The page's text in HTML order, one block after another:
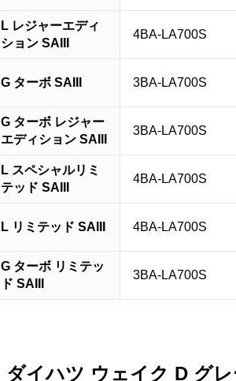
L レジャーエディ
ション SAIII
4BA-LA700S
G ターボ SAIII 3BA-LA700S
G ターボ レジャー
エディション SAIII
3BA-LA700S
L スペシャルリミ
テッド SAIII
4BA-LA700S
L リミテッド SAIII 4BA-LA700S
G ターボ リミテッ
ド SAIII
3BA-LA700S
ダイハツ ウェイク D グレ